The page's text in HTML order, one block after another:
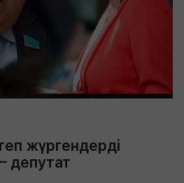
жүргендерді
депутат